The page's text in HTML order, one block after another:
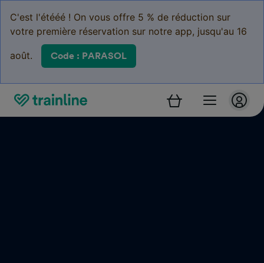
C'est l'étééé ! On vous offre 5 % de réduction sur
votre première réservation sur notre app, jusqu'au 16
août. Code : PARASOL